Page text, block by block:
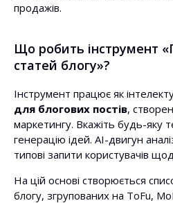
продажів.
Що робить інструмент
статей блогу»?
Інструмент працює як
для блогових постів,
маркетингу. Вкажіть будь-яку
генерацію ідей. AI-двигун
типові запити користувачів
На цій основі створюється
блогу, згрупованих на ToFu,